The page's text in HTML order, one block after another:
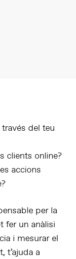
del teu
clients online?
accions
per la
fer un anàlisi
i mesurar el
t’ajuda a